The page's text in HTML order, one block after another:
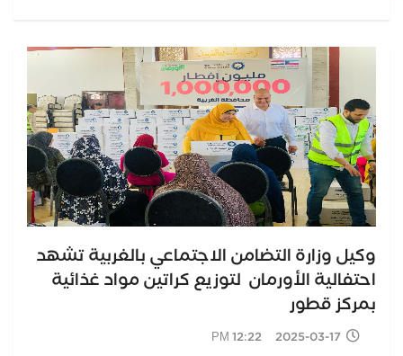
وكيل وزارة التضامن الاجتماعي بالغربية تشهد
احتفالية الأورمان لتوزيع كراتين مواد غذائية
بمركز قطور
2025-03-17 12:22 PM